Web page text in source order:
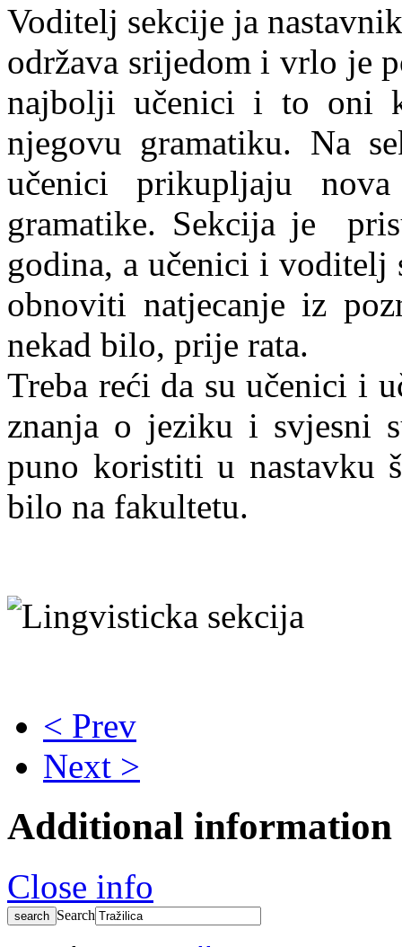
Voditelj sekcije ja
održava srijedom i vrlo je
najbolji učenici i to oni
njegovu gramatiku. Na
učenici prikupljaju
gramatike. Sekcija je
godina, a učenici i voditelj
obnoviti natjecanje iz
nekad bilo, prije rata.
Treba reći da su učenici i
znanja o jeziku i svjesni
puno koristiti u nastavku
bilo na fakultetu.
< Prev
Next >
Additional information
Close info
Search